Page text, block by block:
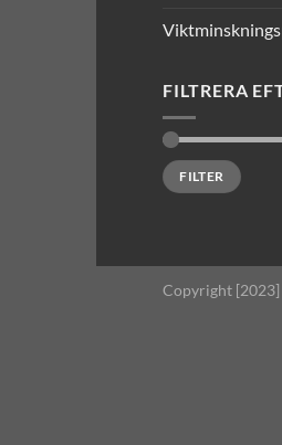
FILTRERA
Mindste
pris
Højeste
prisFILTER
Copyright